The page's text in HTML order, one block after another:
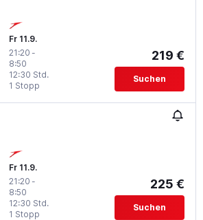
Fr 11.9.
21:20 -
8:50
1 Stopp
12:30 Std.
219 €
Suchen
Fr 11.9.
21:20 -
8:50
1 Stopp
12:30 Std.
225 €
Suchen